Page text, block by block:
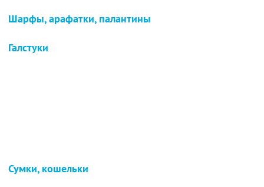
Шарфы, арафатки, палантины
Галстуки
Сумки, кошельки